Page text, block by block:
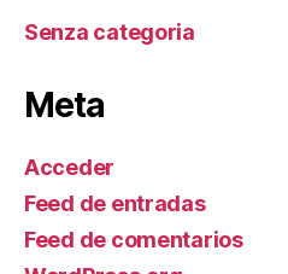
Senza categoria
Meta
Acceder
Feed de entradas
Feed de comentarios